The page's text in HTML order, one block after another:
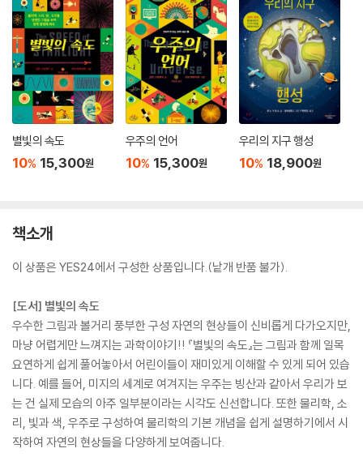
별빛의 속도
10% 15,300원
우주의 언어
10% 15,300원
우리의 지구 행성
10% 18,900원
책소개
이 상품은 YES24에서 구성한 상품입니다.(낱개 반품 불가).
[도서] 별빛의 속도
우수한 그림과 볼거리 풍부한 구성 자연의 현상들이 신비롭게 다가오지만,
마냥 어렵게만 느껴지는 과학이야기!! 『별빛의 속도』는 그림과 함께 일목
요연하게 쉽게 풀어놓아서 어린이들이 재미있게 이해할 수 있게 되어 있습
니다. 예를 들어, 미지의 세계로 여겨지는 우주는 빙산과 같아서 우리가 보
는 건 실제 모습의 아주 일부분이라는 시각도 신선합니다. 또한 물리학, 소
리, 빛과 색, 우주로 구성하여 물리학의 기본 개념을 쉽게 설명하기에서 시
작하여 자연의 현상들을 다양하게 보여줍니다.